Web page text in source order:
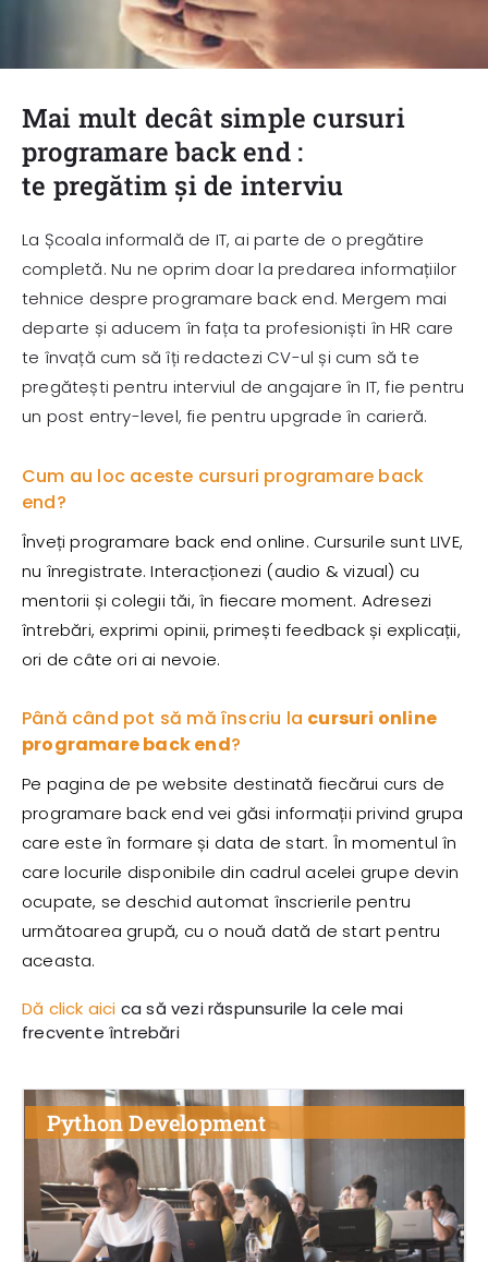
Mai mult decât simple cursuri
programare back end :
te pregătim și de interviu
La Școala informală de IT, ai parte de o pregătire
completă. Nu ne oprim doar la predarea informațiilor
tehnice despre programare back end. Mergem mai
departe și aducem în fața ta profesioniști în HR care
te învață cum să îți redactezi CV-ul și cum să te
pregătești pentru interviul de angajare în IT, fie pentru
un post entry-level, fie pentru upgrade în carieră.
Cum au loc aceste cursuri programare back
end?
Înveți programare back end online. Cursurile sunt LIVE,
nu înregistrate. Interacționezi (audio & vizual) cu
mentorii și colegii tăi, în fiecare moment. Adresezi
întrebări, exprimi opinii, primești feedback și explicații,
ori de câte ori ai nevoie.
Până când pot să mă înscriu la cursuri online
programare back end?
Pe pagina de pe website destinată fiecărui curs de
programare back end vei găsi informații privind grupa
care este în formare și data de start. În momentul în
care locurile disponibile din cadrul acelei grupe devin
ocupate, se deschid automat înscrierile pentru
următoarea grupă, cu o nouă dată de start pentru
aceasta.
Dă click aici ca să vezi răspunsurile la cele mai
frecvente întrebări
Python Development